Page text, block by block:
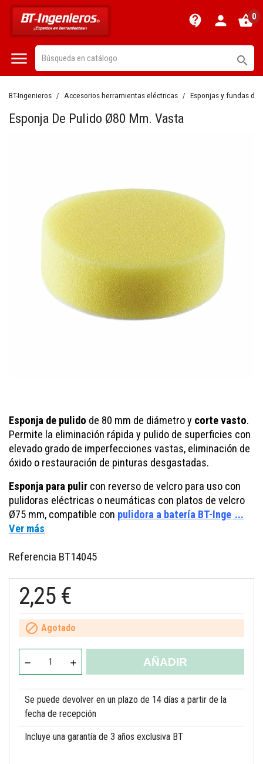
contact_support person shopping_basket0
 
BT-Ingenieros Accesorios herramientas eléctricas Esponjas y fundas de
Esponja De Pulido Ø80 Mm. Vasta
Esponja de pulido de 80 mm de diámetro y corte vasto.
Permite la eliminación rápida y pulido de superficies con
elevado grado de imperfecciones vastas, eliminación de
óxido o restauración de pinturas desgastadas.
Esponja para pulir con reverso de velcro para uso con
pulidoras eléctricas o neumáticas con platos de velcro
Ø75 mm, compatible con pulidora a batería BT-Inge ...
Ver más
Referencia BT14045
2,25 €
 Agotado
AÑADIR
Se puede devolver en un plazo de 14 días a partir de la
fecha de recepción
Incluye una garantía de 3 años exclusiva BT